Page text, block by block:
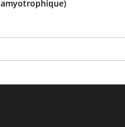
amyotrophique)